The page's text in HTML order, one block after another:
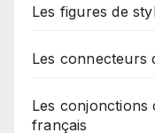
Les figures de
Les connecteurs
Les conjonctions
français